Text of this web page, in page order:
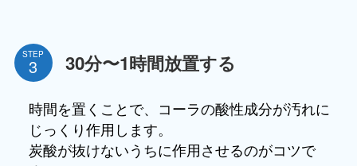
STEP 30分〜1時間放置する
時間を置くことで、コーラの酸性成分が汚れに
じっくり作用します。
炭酸が抜けないうちに作用させるのがコツで